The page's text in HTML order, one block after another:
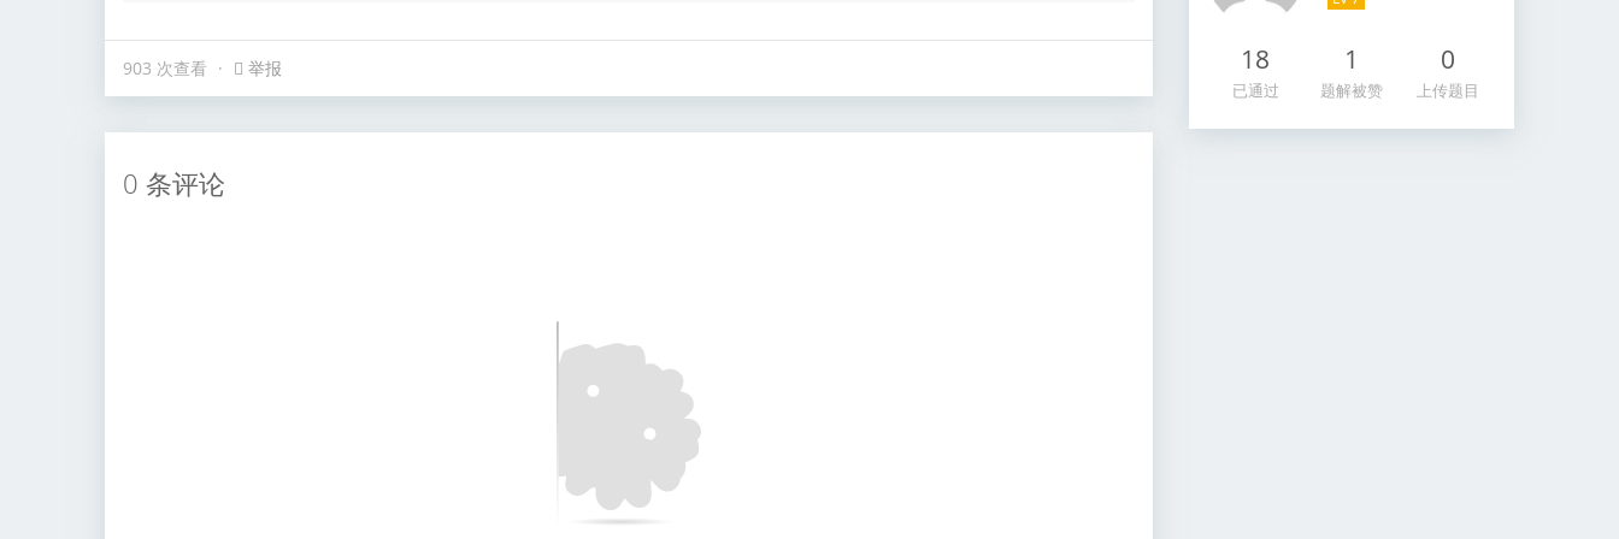
903 次查看 举报
0 条评论
18
已通过
1
题解被赞
0
上传题目